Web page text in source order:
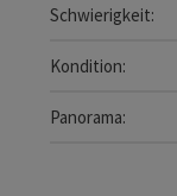
Schwierigkeit:
Mittel
Kondition:
Leicht
Panorama:
Traumtour